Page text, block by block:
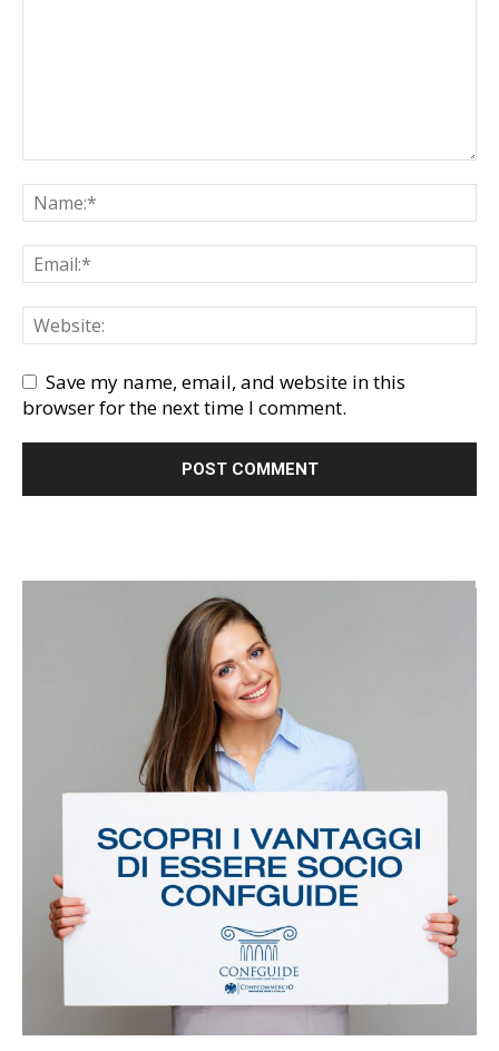
Save my name, email, and website in this
browser for the next time I comment.